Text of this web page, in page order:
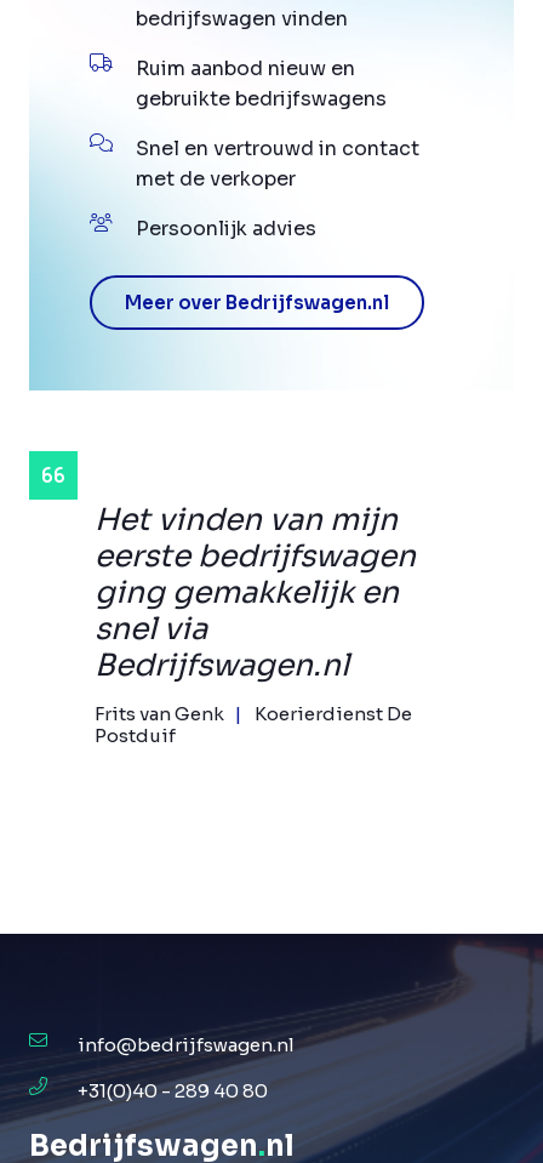
Het vinden van mijn
eerste bedrijfswagen
ging gemakkelijk en
snel via
Bedrijfswagen.nl
Frits van Genk
Koerierdienst De
Postduif
bedrijfswagen vinden
Ruim aanbod nieuw en
gebruikte bedrijfswagens
Snel en vertrouwd in contact
met de verkoper
Persoonlijk advies
Meer over Bedrijfswagen.nl
info@bedrijfswagen.nl
+31(0)40 - 289 40 80
Bedrijfswagen.nl